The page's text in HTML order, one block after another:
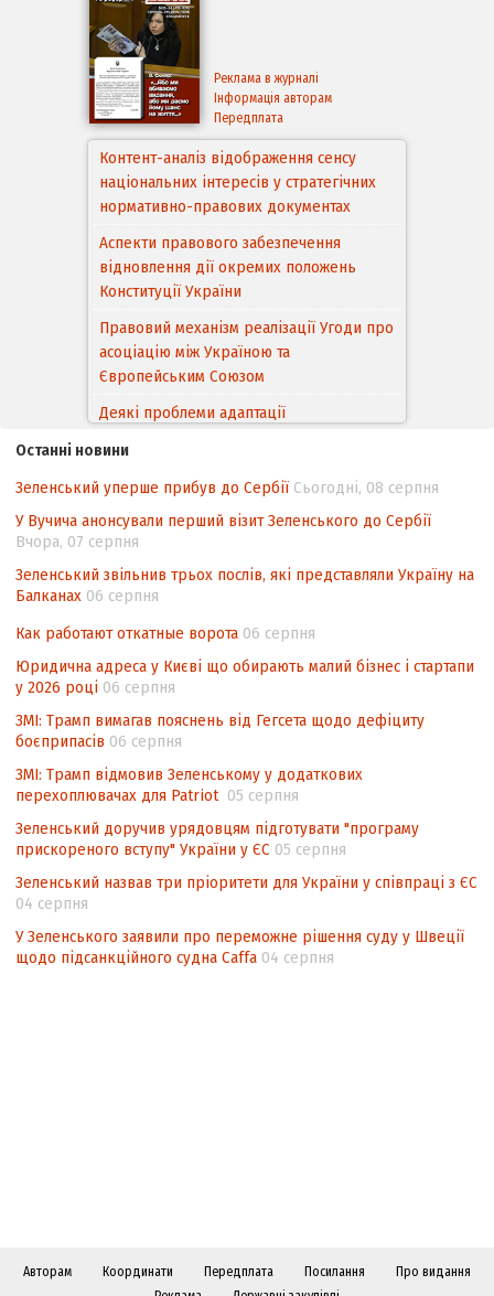
Реклама в журналі
Інформація авторам
Передплата
Контент-аналіз відображення сенсу
національних інтересів у стратегічних
нормативно-правових документах
Аспекти правового забезпечення
відновлення дії окремих положень
Конституції України
Правовий механізм реалізації Угоди про
асоціацію між Україною та
Європейським Cоюзом
Деякі проблеми адаптації
походження товарів відповідно до
Угоди про торговельні аспекти прав
інтелектуальної власності (TRIPS) у
контексті євроінтеграції
Аналіз виборчого законодавства щодо
невизначеності механізму повторного
Інформаційна безпека суспільства
Останні новини
Зеленський уперше прибув до Сербії Сьогодні, 08 серпня
У Вучича анонсували перший візит Зеленського до Сербії
Вчора, 07 серпня
Зеленський звільнив трьох послів, які представляли Україну на
Балканах 06 серпня
Как работают откатные ворота 06 серпня
Юридична адреса у Києві що обирають малий бізнес і стартапи
у 2026 році 06 серпня
ЗМІ: Трамп вимагав пояснень від Гегсета щодо дефіциту
боєприпасів 06 серпня
ЗМІ: Трамп відмовив Зеленському у додаткових
перехоплювачах для Patriot 05 серпня
Зеленський доручив урядовцям підготувати "програму
прискореного вступу" України у ЄС 05 серпня
Зеленський назвав три пріоритети для України у співпраці з ЄС
04 серпня
У Зеленського заявили про переможне рішення суду у Швеції
щодо підсанкційного судна Caffa 04 серпня
Авторам Координати Передплата Посилання
Про видання